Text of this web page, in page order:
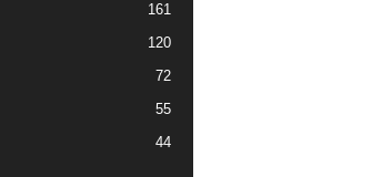
161
120
72
55
44